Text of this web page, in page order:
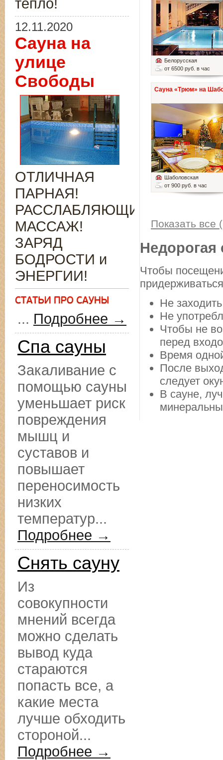
Белорусская
от 6500 руб. в час
Сауна «Трюм» на
Шаболовская
от 900 руб. в час
Показать все
Недорогая
Чтобы
Не
Не
Чтобы не
перед
Время
После
следует
В сауне,
тепло!
12.11.2020
Сауна на
улице
Свободы
ОТЛИЧНАЯ
ПАРНАЯ!
РАССЛАБЛЯЮЩИЙ
МАССАЖ!
ЗАРЯД
БОДРОСТИ и
ЭНЕРГИИ!
... Подробнее →
Спа сауны
Закаливание с
помощью сауны
уменьшает риск
повреждения
мышц и
суставов и
повышает
переносимость
низких
температур...
Подробнее →
Снять сауну
Из
совокупности
мнений всегда
можно сделать
вывод куда
стараются
попасть все, а
какие места
лучше обходить
стороной...
Подробнее →